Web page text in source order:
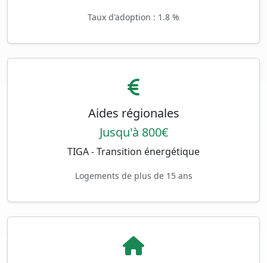
Taux d'adoption : 1.8 %
Aides régionales
Jusqu'à 800€
TIGA - Transition énergétique
Logements de plus de 15 ans